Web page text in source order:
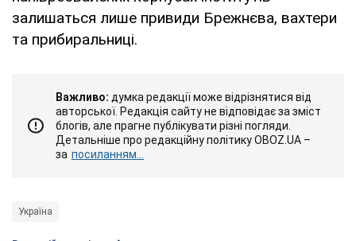
залишаться лише привиди Брежнєва, вахтери
та прибиральниці.
Важливо: думка редакції може відрізнятися від
авторської. Редакція сайту не відповідає за зміст
блогів, але прагне публікувати різні погляди.
Детальніше про редакційну політику OBOZ.UA –
за посиланням...
Україна